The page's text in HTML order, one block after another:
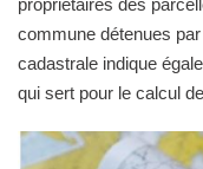
commune détenues
cadastrale indique
qui sert pour le calcul